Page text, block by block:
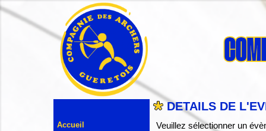
Accueil
DETAILS DE
Veuillez sélectionner un